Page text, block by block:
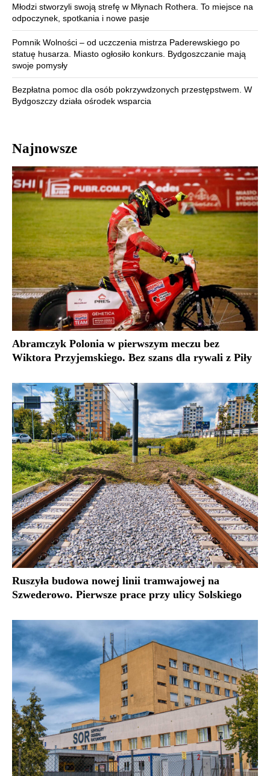
Młodzi stworzyli swoją strefę w Młynach Rothera. To miejsce na
odpoczynek, spotkania i nowe pasje
Pomnik Wolności – od uczczenia mistrza Paderewskiego po
statuę husarza. Miasto ogłosiło konkurs. Bydgoszczanie mają
swoje pomysły
Bezpłatna pomoc dla osób pokrzywdzonych przestępstwem. W
Bydgoszczy działa ośrodek wsparcia
Najnowsze
Abramczyk Polonia w pierwszym meczu bez
Wiktora Przyjemskiego. Bez szans dla rywali z Piły
Ruszyła budowa nowej linii tramwajowej na
Szwederowo. Pierwsze prace przy ulicy Solskiego